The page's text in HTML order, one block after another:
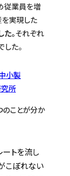
従業員を増
実現した
。それぞれ
た。
小製
所
のことが分か
トを流し
こぼれない